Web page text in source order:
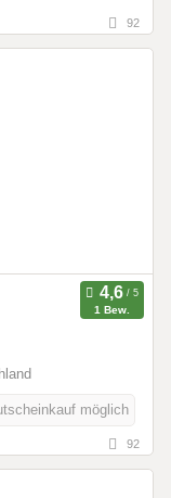
92
1 Bew.
möglich
92